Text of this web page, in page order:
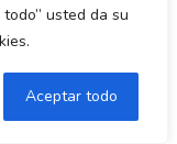
usted da su
Aceptar todo